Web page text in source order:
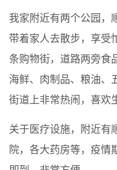
我家附近有两个公园，
带着家人去散步，享受
条购物街，道路两旁食
海鲜、肉制品、粮油、
街道上非常热闹，喜欢
关于医疗设施，附近有
院，各大药房等，疫情